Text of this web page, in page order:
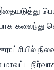
கலைந்து
மாவட்ட